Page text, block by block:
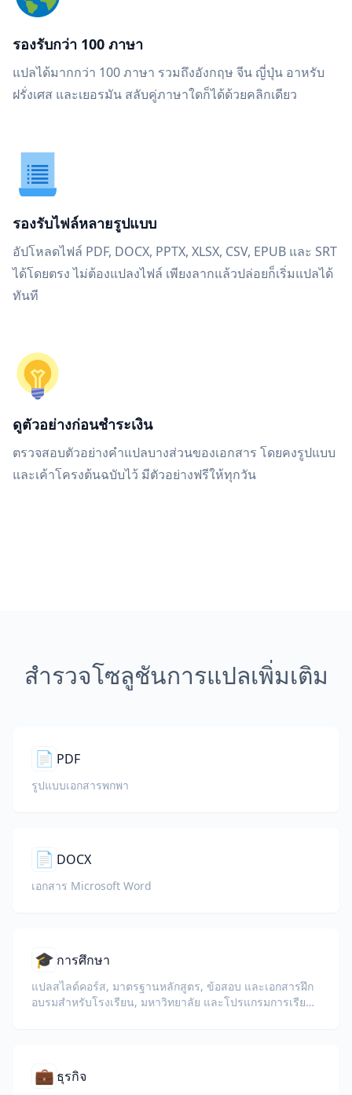
รองรับกว่า 100 ภาษา
แปลได้มากกว่า 100 ภาษา รวมถึงอังกฤษ จีน ญี่ปุ่น อาหรับ
ฝรั่งเศส และเยอรมัน สลับคู่ภาษาใดก็ได้ด้วยคลิกเดียว
รองรับไฟล์หลายรูปแบบ
อัปโหลดไฟล์ PDF, DOCX, PPTX, XLSX, CSV, EPUB และ SRT
ได้โดยตรง ไม่ต้องแปลงไฟล์ เพียงลากแล้วปล่อยก็เริ่มแปลได้
ทันที
ดูตัวอย่างก่อนชำระเงิน
ตรวจสอบตัวอย่างคำแปลบางส่วนของเอกสาร โดยคงรูปแบบ
และเค้าโครงต้นฉบับไว้ มีตัวอย่างฟรีให้ทุกวัน
สำรวจโซลูชันการแปลเพิ่มเติม
📄 PDF
รูปแบบเอกสารพกพา
📄 DOCX
เอกสาร Microsoft Word
🎓 การศึกษา
แปลสไลด์คอร์ส, มาตรฐานหลักสูตร, ข้อสอบ และเอกสารฝึก
อบรมสำหรับโรงเรียน, มหาวิทยาลัย และโปรแกรมการเรียนรู้
💼 ธุรกิจ